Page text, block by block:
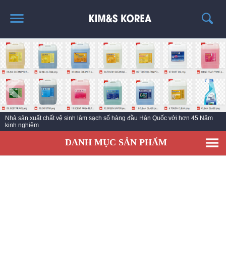
TRANG CHỦ
GIỚI THIỆU
THÔNG TIN SẢN PHẨM
TIN TỨC
LIÊN HỆ
Nhà sản xuất chất vệ sinh làm sạch số hàng đầu Hàn Quốc với hơn 45 Năm
kinh nghiệm
DANH MỤC SẢN PHẨM